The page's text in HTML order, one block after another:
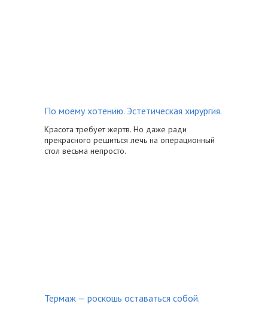
По моему хотению. Эстетическая хирургия.
Красота требует жертв. Но даже ради
прекрасного решиться лечь на операционный
стол весьма непросто.
Термаж — роскошь оставаться собой.